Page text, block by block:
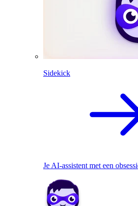
Sidekick
Je AI-assistent met een